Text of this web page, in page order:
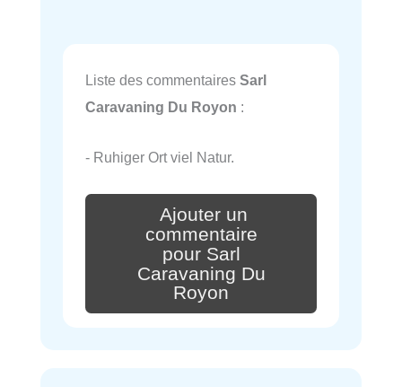
Liste des commentaires Sarl
Caravaning Du Royon :
- Ruhiger Ort viel Natur.
Ajouter un
commentaire
pour Sarl
Caravaning Du
Royon